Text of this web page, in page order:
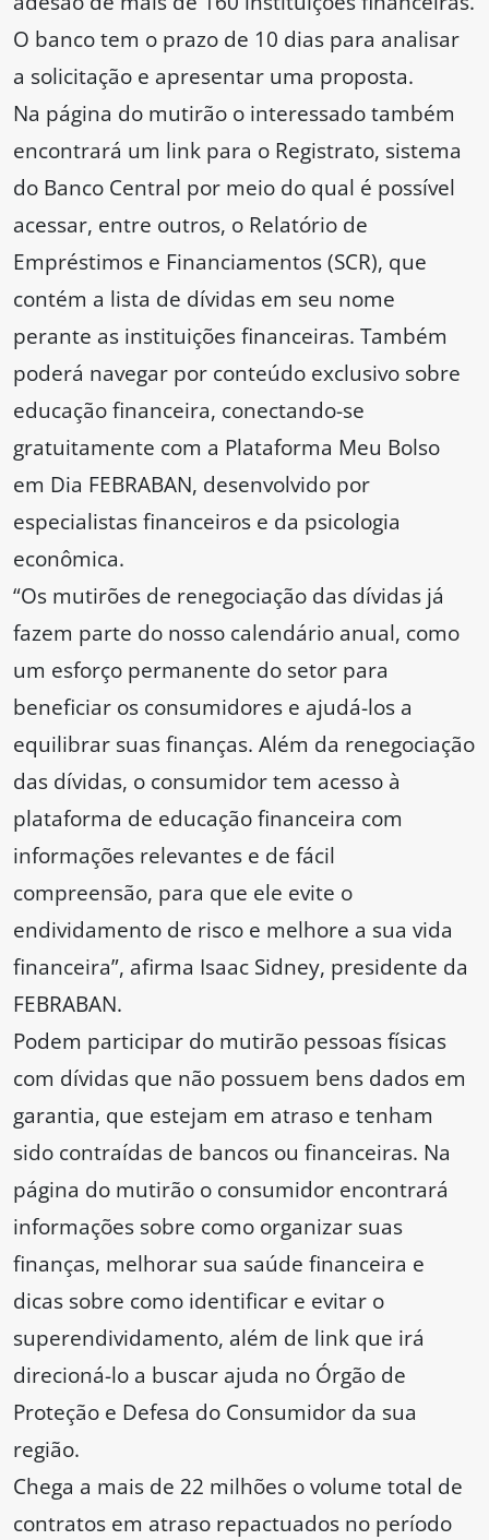
O banco tem o prazo de 10 dias para analisar
a solicitação e apresentar uma proposta.
Na página do mutirão o interessado também
encontrará um link para o Registrato, sistema
do Banco Central por meio do qual é possível
acessar, entre outros, o Relatório de
Empréstimos e Financiamentos (SCR), que
contém a lista de dívidas em seu nome
perante as instituições financeiras. Também
poderá navegar por conteúdo exclusivo sobre
educação financeira, conectando-se
gratuitamente com a Plataforma Meu Bolso
em Dia FEBRABAN, desenvolvido por
especialistas financeiros e da psicologia
econômica.
“Os mutirões de renegociação das dívidas já
fazem parte do nosso calendário anual, como
um esforço permanente do setor para
beneficiar os consumidores e ajudá-los a
equilibrar suas finanças. Além da renegociação
das dívidas, o consumidor tem acesso à
plataforma de educação financeira com
informações relevantes e de fácil
compreensão, para que ele evite o
endividamento de risco e melhore a sua vida
financeira”, afirma Isaac Sidney, presidente da
FEBRABAN.
Podem participar do mutirão pessoas físicas
com dívidas que não possuem bens dados em
garantia, que estejam em atraso e tenham
sido contraídas de bancos ou financeiras. Na
página do mutirão o consumidor encontrará
informações sobre como organizar suas
finanças, melhorar sua saúde financeira e
dicas sobre como identificar e evitar o
superendividamento, além de link que irá
direcioná-lo a buscar ajuda no Órgão de
Proteção e Defesa do Consumidor da sua
região.
Chega a mais de 22 milhões o volume total de
contratos em atraso repactuados no período